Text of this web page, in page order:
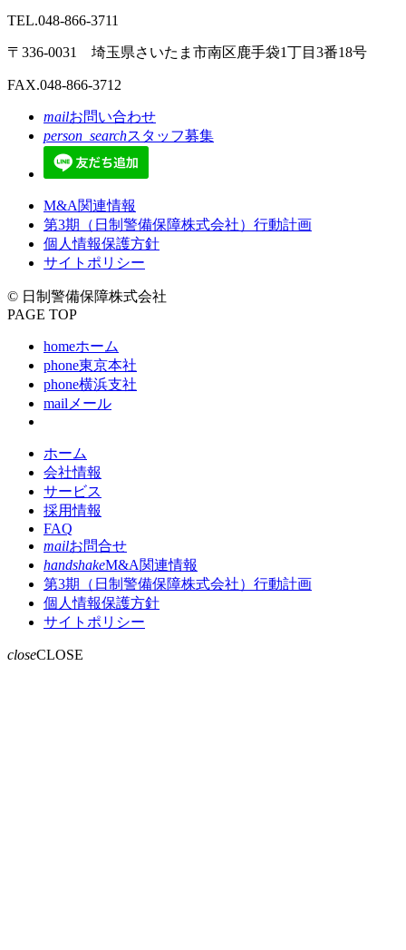
TEL.048-866-3711
〒336-0031 埼玉県さいたま市南区鹿手袋1丁目3番18号
FAX.048-866-3712
mailお問い合わせ
person_searchスタッフ募集
M&A関連情報
第3期（日制警備保障株式会社）行動計画
個人情報保護方針
サイトポリシー
© 日制警備保障株式会社
PAGE TOP
homeホーム
phone東京本社
phone横浜支社
mail メール
ホーム
会社情報
サービス
採用情報
FAQ
mailお問合せ
handshakeM&A関連情報
第3期（日制警備保障株式会社）行動計画
個人情報保護方針
サイトポリシー
closeCLOSE